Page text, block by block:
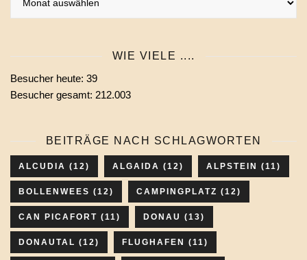
wählen
WIE VIELE ....
Besucher heute: 39
Besucher gesamt: 212.003
BEITRÄGE NACH SCHLAGWORTEN
ALCUDIA (12) ALGAIDA (12) ALPSTEIN (11)
BOLLENWEES (12) CAMPINGPLATZ (12)
CAN PICAFORT (11) DONAU (13)
DONAUTAL (12) FLUGHAFEN (11)